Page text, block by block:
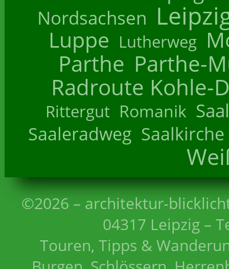
Nordsachsen
Luppe Lutherweg
Parthe Parthe-
Radroute Kohle-
Rittergut Romanik
Saaleradweg Saalkirche
©2026 – architektur-
04317 Leipzig –
Touren, Tipps &